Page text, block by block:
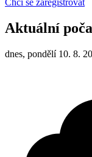
Aktuální
dnes, pondělí 10. 8.